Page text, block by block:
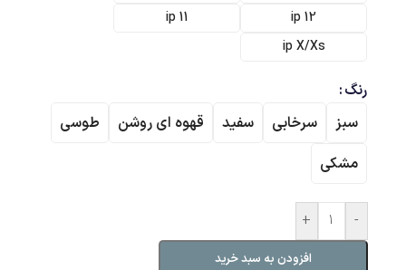
ip 12
ip 11
ip X/Xs
رنگ
سبز
سرخابی سفید قهوه ای روشن
طوسی
مشکی
-
+
افزودن به سبد خرید